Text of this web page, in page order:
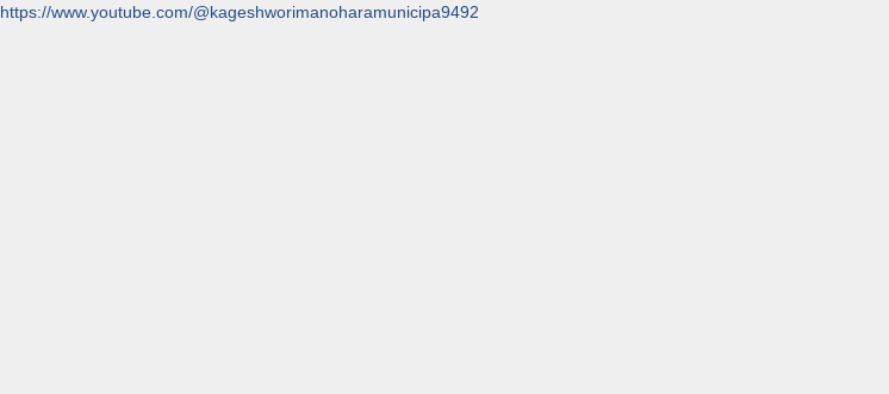
https://www.youtube.com/@kageshworimanoharamunicipa9492